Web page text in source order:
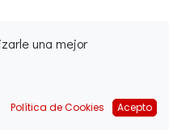
una mejor
Política de Cookies Acepto